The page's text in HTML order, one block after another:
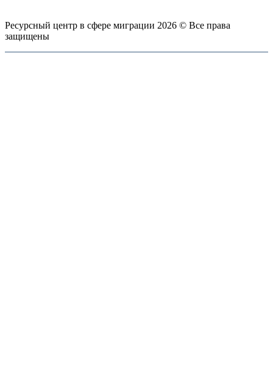
Ресурсный центр в сфере миграции 2026 © Все права
защищены